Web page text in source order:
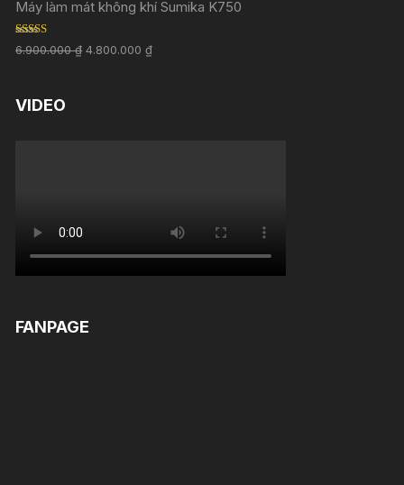
Máy làm mát không khí Sumika K750
Rated 5.00
out of 5
6.900.000₫ 4.800.000₫
VIDEO
FANPAGE